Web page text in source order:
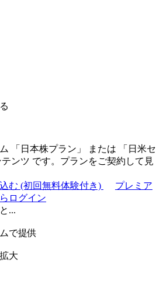
「 日本株プラン 」 または 「 日米セ
ンツ です。プランをご契約して見
む (初回無料体験付き)
プレミア
ログイン
...
で提供
大